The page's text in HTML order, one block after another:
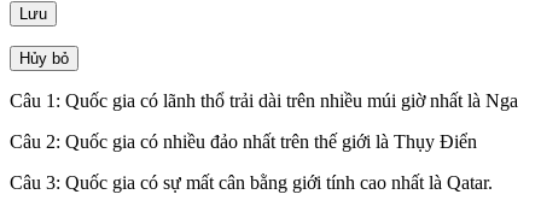
Lưu
Hủy bỏ
Câu 1: Quốc gia có lãnh thổ trải dài trên nhiều múi giờ nhất là Nga
Câu 2: Quốc gia có nhiều đảo nhất trên thế giới là Thụy Điển
Câu 3: Quốc gia có sự mất cân bằng giới tính cao nhất là Qatar.